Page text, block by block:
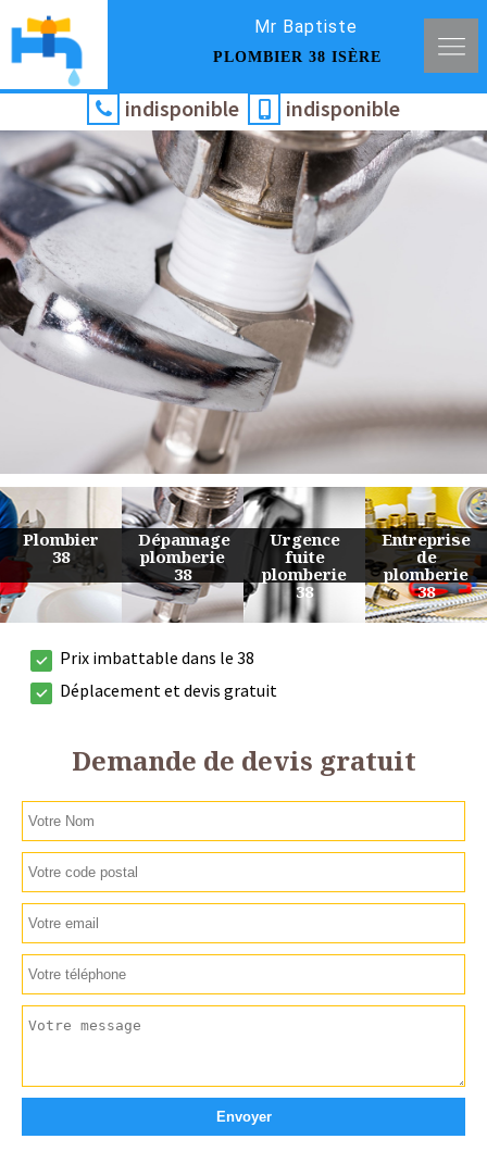
Mr Baptiste
PLOMBIER 38 ISÈRE
indisponible indisponible
Urgence
fuite
plomberie
38
Entreprise
de
plomberie
38
Travaux
de
plomberie
38
Devis
plomberie
38
Prix imbattable dans le 38
Déplacement et devis gratuit
Demande de devis gratuit